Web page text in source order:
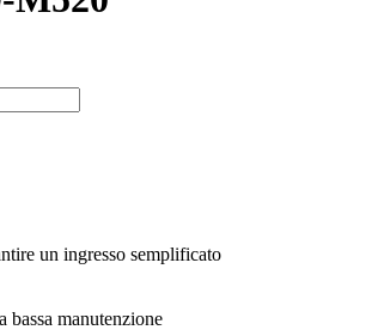
un ingresso semplificato
manutenzione